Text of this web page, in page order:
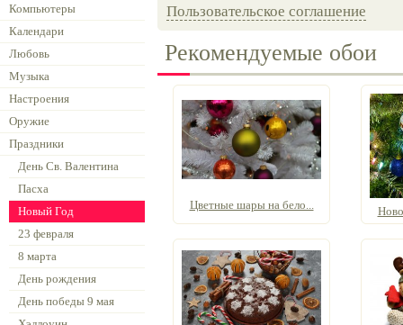
Компьютеры
Календари
Любовь
Музыка
Настроения
Оружие
Праздники
День Св. Валентина
Пасха
Новый Год
23 февраля
8 марта
День рождения
День победы 9 мая
Пользовательское соглашение
Рекомендуемые обои
Цветные шары на бело...